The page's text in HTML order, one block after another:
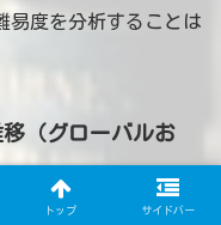
易度を分析することは
（グローバルお
トップ サイドバー